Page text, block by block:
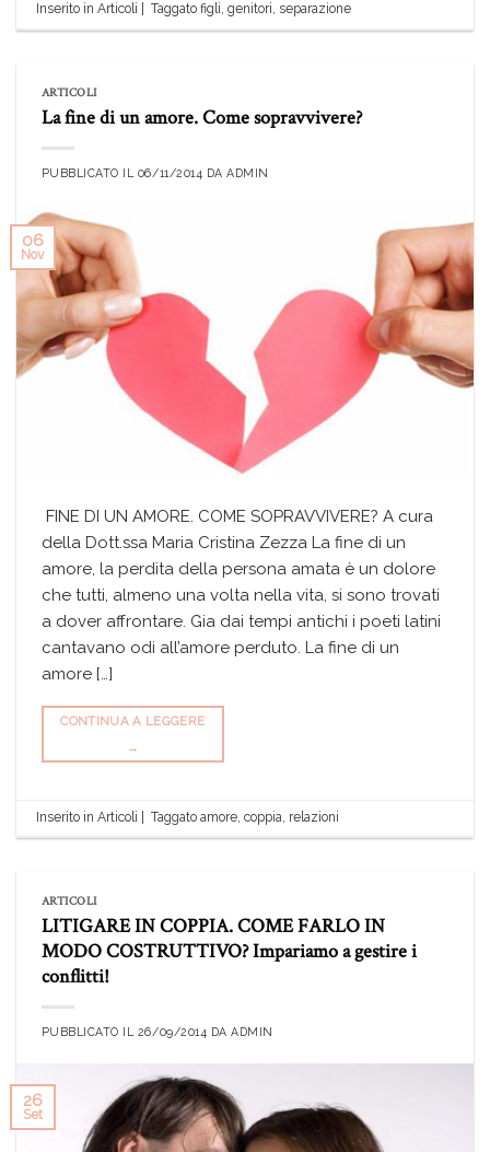
Inserito inArticoli Taggatofigli,genitori, separazione
ARTICOLI
La fine di un amore. Come sopravvivere?
PUBBLICATO IL 06/11/2014 DAADMIN
06
Nov
FINE DI UN AMORE. COME SOPRAVVIVERE? A cura
della Dott.ssa Maria Cristina Zezza La fine di un
amore, la perdita della persona amata è un dolore
che tutti, almeno una volta nella vita, si sono trovati
a dover affrontare. Gia dai tempi antichi i poeti latini
cantavano odi all’amore perduto. La fine di un
amore […]
CONTINUA A LEGGERE
→
Inserito inArticoli Taggatoamore,coppia, relazioni
ARTICOLI
LITIGARE IN COPPIA. COME FARLO IN
MODO COSTRUTTIVO? Impariamo a gestire i
conflitti!
PUBBLICATO IL 26/09/2014 DAADMIN
26
Set